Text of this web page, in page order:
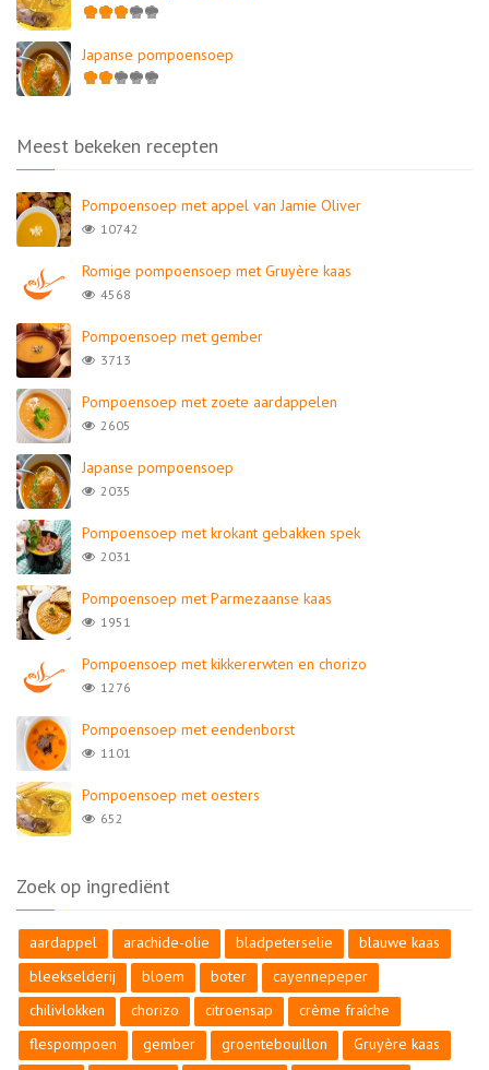
Japanse pompoensoep
Meest bekeken recepten
Pompoensoep met appel van Jamie Oliver
10742
Romige pompoensoep met Gruyère kaas
4568
Pompoensoep met gember
3713
Pompoensoep met zoete aardappelen
2605
Japanse pompoensoep
2035
Pompoensoep met krokant gebakken spek
2031
Pompoensoep met Parmezaanse kaas
1951
Pompoensoep met kikkererwten en chorizo
1276
Pompoensoep met eendenborst
1101
Pompoensoep met oesters
652
Zoek op ingrediënt
aardappel arachide-olie bladpeterselie
blauwe kaas
bleekselderij
bloem boter
cayennepeper
chilivlokken
chorizo citroensap
crème fraîche
flespompoen
gember groentebouillon
Gruyère kaas